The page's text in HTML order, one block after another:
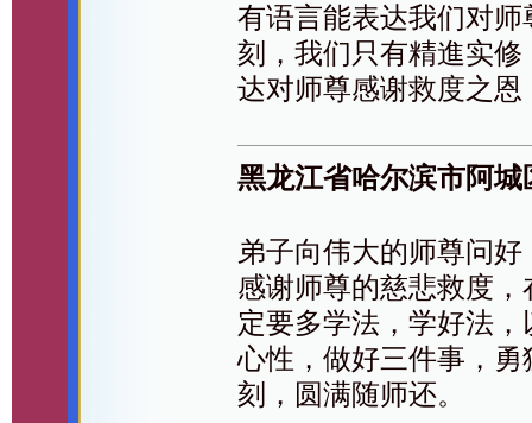
有语言能表达我们对
刻，我们只有精進实
达对师尊感谢救度之恩
黑龙江省哈尔滨市阿
弟子向伟大的师尊问
感谢师尊的慈悲救度
定要多学法，学好法
心性，做好三件事，
刻，圆满随师还。